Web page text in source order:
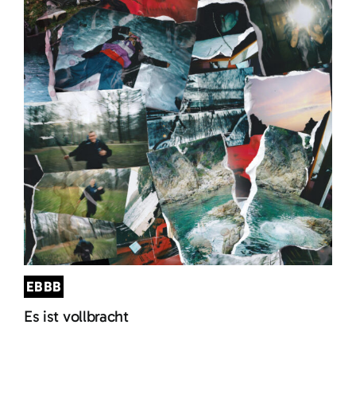
EBBB
Es ist vollbracht